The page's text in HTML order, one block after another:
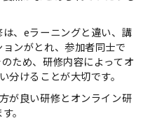
、eラーニングと違い、講
ンがとれ、参加者同士で
ため、研修内容によってオ
分けることが大切です。
が良い研修とオンライン研
。